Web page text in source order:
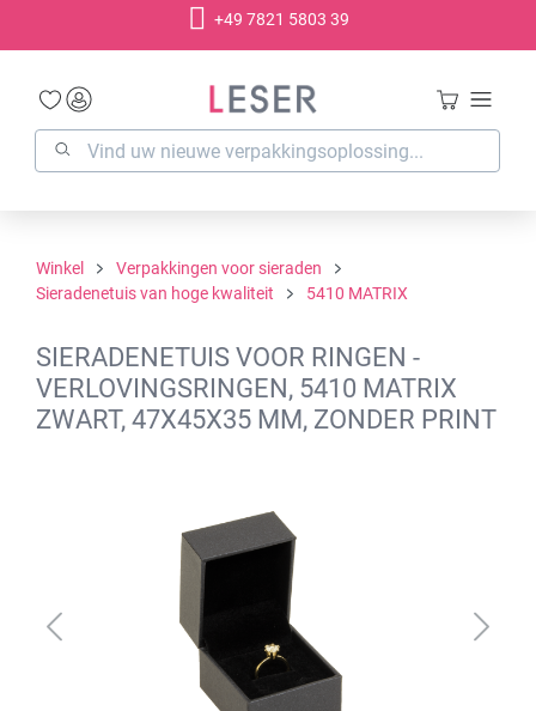
+49 7821 5803 39
Winkel
Verpakkingen voor sieraden
Sieradenetuis van hoge kwaliteit
5410 MATRIX
SIERADENETUIS VOOR RINGEN -
VERLOVINGSRINGEN, 5410 MATRIX
ZWART, 47X45X35 MM, ZONDER PRINT